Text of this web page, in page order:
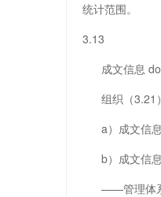
统计范围。
3.13
成文信息
组织（3.21）
a）成文信息
b）成文信息
——管理体系